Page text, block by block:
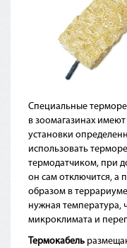
Специальные
в зоомагазинах
установки
использовать
термодатчиком, при
он сам отключится, а
образом в
нужная температура,
микроклимата и
Термокабель